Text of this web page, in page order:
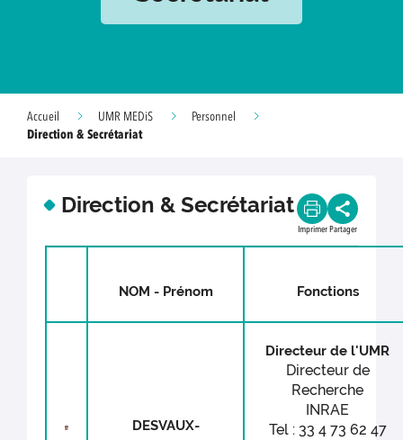
Accueil UMR MEDiS
Personnel
Direction & Secrétariat
Direction & Secrétariat
Imprimer Partager
NOM - Prénom Fonctions
DESVAUX-
Directeur de l'UMR
Directeur de
Recherche
INRAE
Tel : 33 4 73 62 47